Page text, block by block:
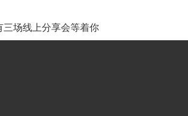
场线上分享会等着你